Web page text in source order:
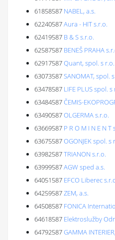
61858587 NABEL, a.s.
62240587Aura - HIT s.r.o.
62419587 B & S s.r.o.
62587587 BENEŠ PRAHA
62917587Quant, spol. s r.o.
63073587SANOMAT, spol.
63478587 LIFE PLUS spol. s
63484587ČEMIS-
63490587OLGERMA s.r.o.
63669587 P R O M I N E N T
63675587OGONJEK spol. s
63982587TRIANON s.r.o.
63999587AGW sped a.s.
64051587 EFCO Liberec
64259587ZEM, a.s.
64508587 FONICA
64618587 Elektroslužby
64792587GAMMA